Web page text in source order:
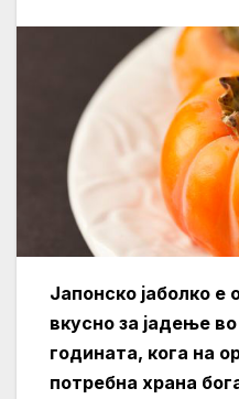
Јапонско јаболко е
вкусно за јадење
годината, кога на
потребна храна